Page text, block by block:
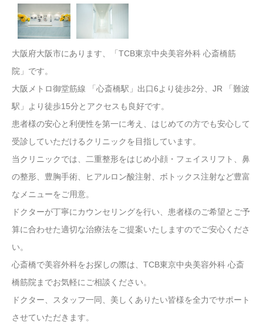
大阪府大阪市にあります、「TCB東京中央美容外科 心斎橋筋
院」です。
大阪メトロ御堂筋線 「心斎橋駅」出口6より徒歩2分、JR 「難波
駅」より徒歩15分とアクセスも良好です。
患者様の安心と利便性を第一に考え、はじめての方でも安心して
受診していただけるクリニックを目指しています。
当クリニックでは、二重整形をはじめ小顔・フェイスリフト、鼻
の整形、豊胸手術、ヒアルロン酸注射、ボトックス注射など豊富
なメニューをご用意。
ドクターが丁寧にカウンセリングを行い、患者様のご希望とご予
算に合わせた適切な治療法をご提案いたしますのでご安心くださ
い。
心斎橋で美容外科をお探しの際は、TCB東京中央美容外科 心斎
橋筋院までお気軽にご相談ください。
ドクター、スタッフ一同、美しくありたい皆様を全力でサポート
させていただきます。